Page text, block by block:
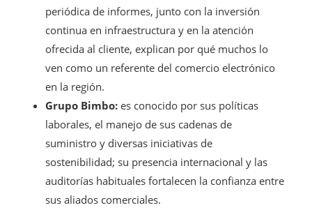
periódica de informes, junto con la inversión
continua en infraestructura y en la atención
ofrecida al cliente, explican por qué muchos lo
ven como un referente del comercio electrónico
en la región.
Grupo Bimbo: es conocido por sus políticas
laborales, el manejo de sus cadenas de
suministro y diversas iniciativas de
sostenibilidad; su presencia internacional y las
auditorías habituales fortalecen la confianza entre
sus aliados comerciales.